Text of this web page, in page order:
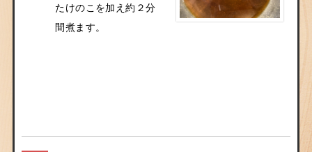
たけのこを加え約２分
間煮ます。